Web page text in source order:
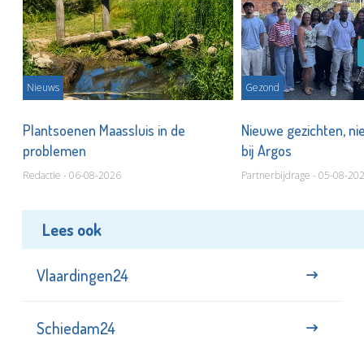
Nieuws
Plantsoenen Maassluis in de
problemen
Redactie - 06-08-2026
Gezond
Nieuwe gezichten,
bij Argos
Partnerbijdrage - 05-08-
Lees ook
Vlaardingen24
Schiedam24